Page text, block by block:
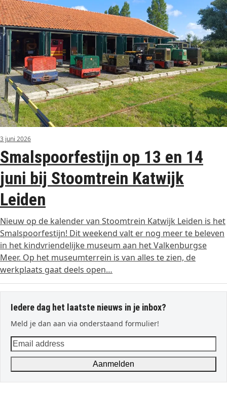
3 juni 2026
Smalspoorfestijn op 13 en 14
juni bij Stoomtrein Katwijk
Leiden
Nieuw op de kalender van Stoomtrein Katwijk Leiden is het
Smalspoorfestijn! Dit weekend valt er nog meer te beleven
in het kindvriendelijke museum aan het Valkenburgse
Meer. Op het museumterrein is van alles te zien, de
werkplaats gaat deels open…
Iedere dag het laatste nieuws in je inbox?
Meld je dan aan via onderstaand formulier!
Email
address
Aanmelden